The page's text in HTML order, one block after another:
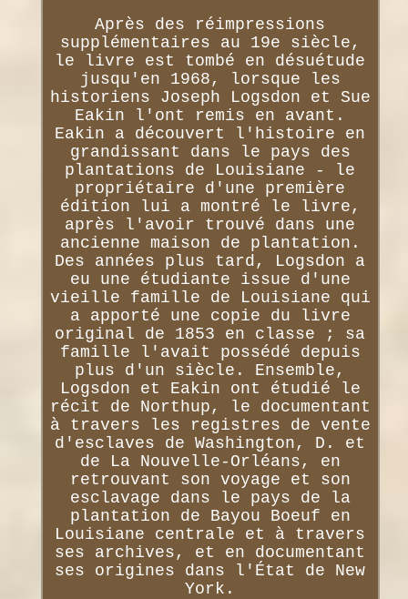
Après des réimpressions
supplémentaires au 19e siècle,
le livre est tombé en désuétude
jusqu'en 1968, lorsque les
historiens Joseph Logsdon et Sue
Eakin l'ont remis en avant.
Eakin a découvert l'histoire en
grandissant dans le pays des
plantations de Louisiane - le
propriétaire d'une première
édition lui a montré le livre,
après l'avoir trouvé dans une
ancienne maison de plantation.
Des années plus tard, Logsdon a
eu une étudiante issue d'une
vieille famille de Louisiane qui
a apporté une copie du livre
original de 1853 en classe ; sa
famille l'avait possédé depuis
plus d'un siècle. Ensemble,
Logsdon et Eakin ont étudié le
récit de Northup, le documentant
à travers les registres de vente
d'esclaves de Washington, D. et
de La Nouvelle-Orléans, en
retrouvant son voyage et son
esclavage dans le pays de la
plantation de Bayou Boeuf en
Louisiane centrale et à travers
ses archives, et en documentant
ses origines dans l'État de New
York.